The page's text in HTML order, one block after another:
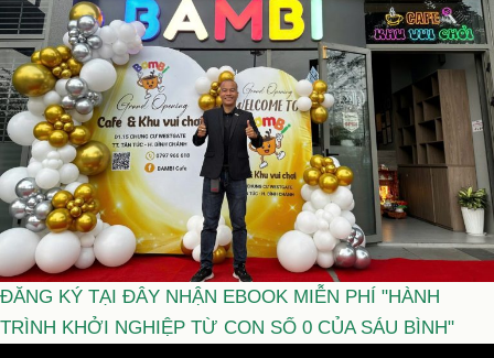
ĐĂNG KÝ TẠI ĐÂY NHẬN EBOOK MIỄN PHÍ "HÀNH
TRÌNH KHỞI NGHIỆP TỪ CON SỐ 0 CỦA SÁU BÌNH"